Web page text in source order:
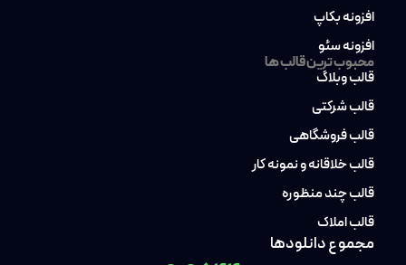
افزونه بکاپ
افزونه سئو
محبوب ترین قالب ها
قالب وبلاگ
قالب شرکتی
قالب فروشگاهی
قالب خلاقانه و نمونه کار
قالب چند منظوره
قالب املاک
مجموع دانلودها